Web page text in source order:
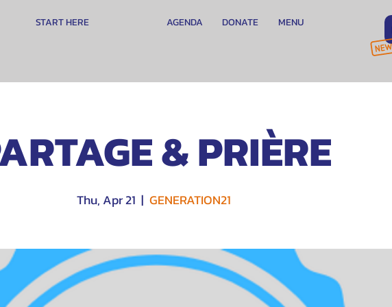
START HERE DONATE MENU
AGENDA
& PRIÈRE
Thu, Apr 21
  |
GENERATION21